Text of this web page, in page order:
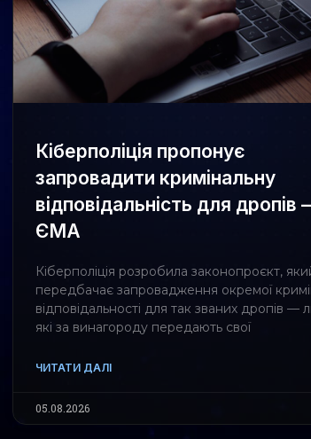
Кіберполіція пропонує
запровадити кримінальну
відповідальність для дропів
ЄМА
Кіберполіція розробила законопроєкт,
передбачає запровадження окремої
відповідальності для так званих дропів —
які за винагороду передають свої
ЧИТАТИ ДАЛІ
05.08.2026